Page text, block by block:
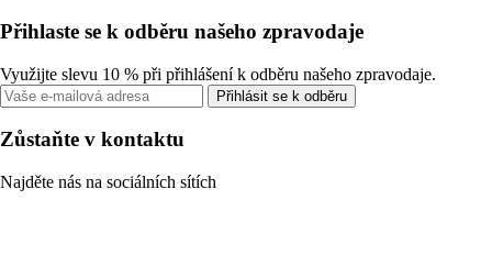
Přihlaste se k odběru našeho zpravodaje
Využijte slevu 10 % při přihlášení k odběru našeho zpravodaje.
Přihlásit se k odběru
Zůstaňte v kontaktu
Najděte nás na sociálních sítích